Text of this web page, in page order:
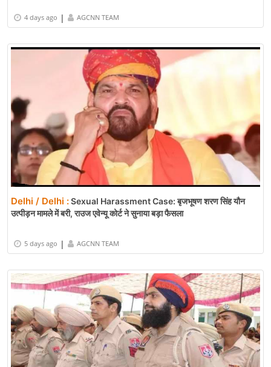
4 days ago | AGCNN TEAM
Delhi / Delhi :Sexual Harassment Case: बृजभूषण शरण सिंह यौन
उत्पीड़न मामले में बरी, राउज एवेन्यू कोर्ट ने सुनाया बड़ा फैसला
5 days ago | AGCNN TEAM